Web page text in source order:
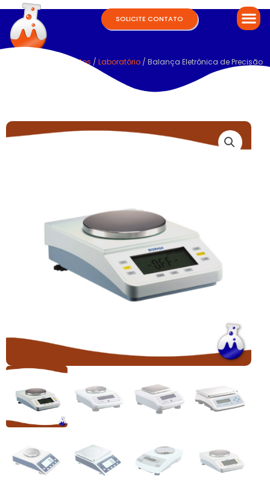
SOLICITE CONTATO
Equipamentos / Laboratório/ Balança Eletrônica de Precisão